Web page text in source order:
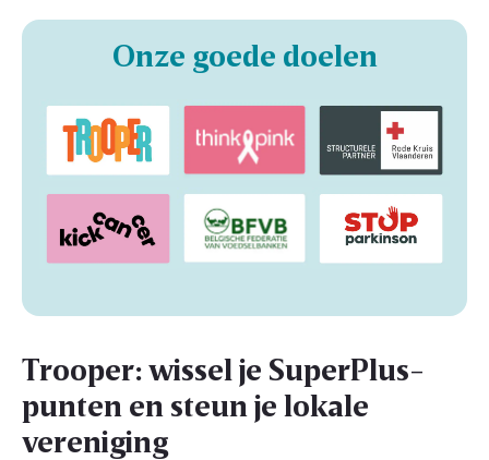
Onze goede doelen
Trooper: wissel je SuperPlus-
punten en steun je lokale
vereniging